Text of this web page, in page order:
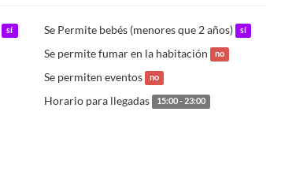
sí Se Permite bebés (menores que 2 años) sí
Se permite fumar en la habitación no
Se permiten eventos no
Horario para llegadas 15:00 - 23:00